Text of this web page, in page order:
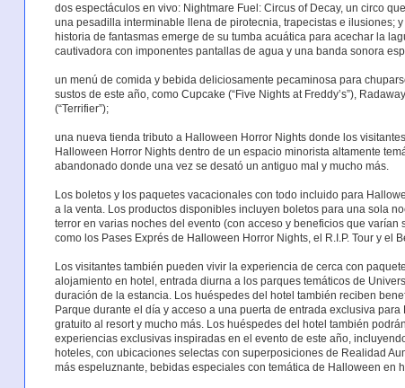
dos espectáculos en vivo: Nightmare Fuel: Circus of Decay, un circo
una pesadilla interminable llena de pirotecnia, trapecistas e ilusiones;
historia de fantasmas emerge de su tumba acuática para acechar la
cautivadora con imponentes pantallas de agua y una banda sonora
un menú de comida y bebida deliciosamente pecaminosa para
sustos de este año, como Cupcake (“Five Nights at Freddy’s”),
(“Terrifier”);
una nueva tienda tributo a Halloween Horror Nights donde los
Halloween Horror Nights dentro de un espacio minorista altamente
abandonado donde una vez se desató un antiguo mal y mucho más.
Los boletos y los paquetes vacacionales con todo incluido para
a la venta. Los productos disponibles incluyen boletos para una sola
terror en varias noches del evento (con acceso y beneficios que
como los Pases Exprés de Halloween Horror Nights, el R.I.P. Tour y el
Los visitantes también pueden vivir la experiencia de cerca con
alojamiento en hotel, entrada diurna a los parques temáticos de
duración de la estancia. Los huéspedes del hotel también reciben
Parque durante el día y acceso a una puerta de entrada exclusiva
gratuito al resort y mucho más. Los huéspedes del hotel también
experiencias exclusivas inspiradas en el evento de este año,
hoteles, con ubicaciones selectas con superposiciones de Realidad
más espeluznante, bebidas especiales con temática de Halloween en